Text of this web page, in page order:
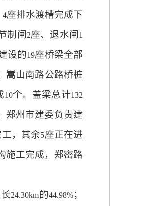
4座排水渡槽完成下
制闸 2座、退水闸 1
设的19座桥梁全部
嵩山南路公路桥桩
10个。盖梁总计132
郑州市建委负责建
，其余5座正在进
施工完成，郑密路
24.30km的44.98%；